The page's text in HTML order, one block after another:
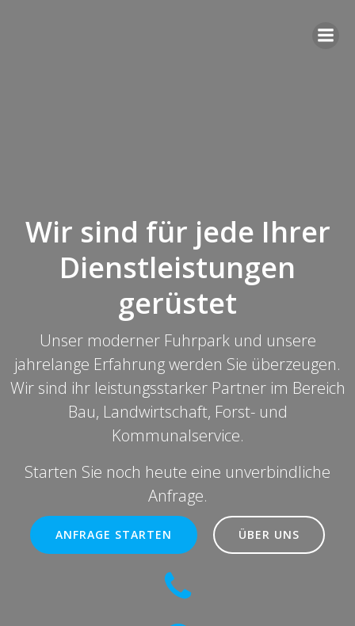
Wir sind für jede Ihrer
Dienstleistungen
gerüstet
Unser moderner Fuhrpark und unsere
jahrelange Erfahrung werden Sie überzeugen.
Wir sind ihr leistungsstarker Partner im Bereich
Bau, Landwirtschaft, Forst- und
Kommunalservice.
Starten Sie noch heute eine unverbindliche
Anfrage.
ANFRAGE STARTEN ÜBER UNS